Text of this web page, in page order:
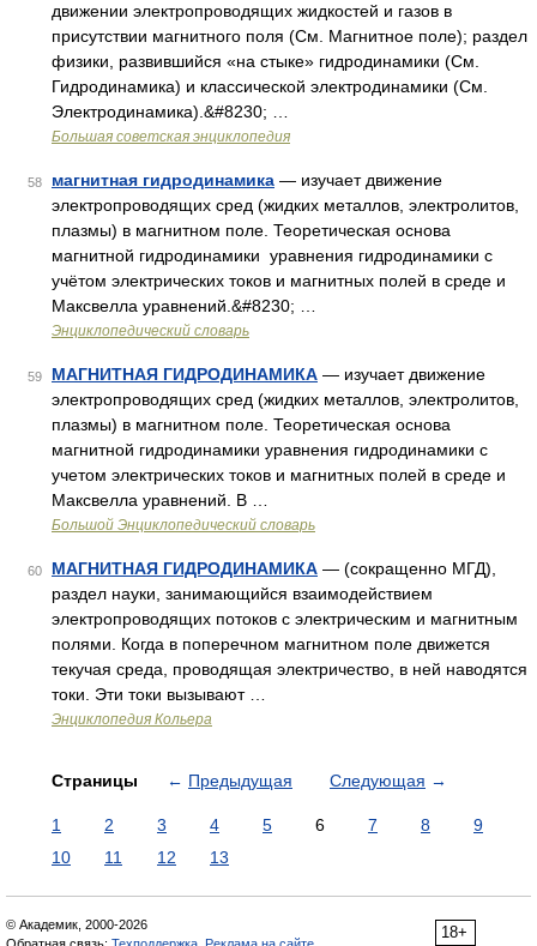
движении электропроводящих жидкостей и газов в
присутствии магнитного поля (См. Магнитное поле); раздел
физики, развившийся «на стыке» гидродинамики (См.
Гидродинамика) и классической электродинамики (См.
Электродинамика).&#8230; …
Большая советская энциклопедия
58 магнитная гидродинамика — изучает движение
электропроводящих сред (жидких металлов, электролитов,
плазмы) в магнитном поле. Теоретическая основа
магнитной гидродинамики уравнения гидродинамики с
учётом электрических токов и магнитных полей в среде и
Максвелла уравнений.&#8230; …
Энциклопедический словарь
59 МАГНИТНАЯ ГИДРОДИНАМИКА — изучает движение
электропроводящих сред (жидких металлов, электролитов,
плазмы) в магнитном поле. Теоретическая основа
магнитной гидродинамики уравнения гидродинамики с
учетом электрических токов и магнитных полей в среде и
Максвелла уравнений. В …
Большой Энциклопедический словарь
60 МАГНИТНАЯ ГИДРОДИНАМИКА — (сокращенно МГД),
раздел науки, занимающийся взаимодействием
электропроводящих потоков с электрическим и магнитным
полями. Когда в поперечном магнитном поле движется
текучая среда, проводящая электричество, в ней наводятся
токи. Эти токи вызывают …
Энциклопедия Кольера
Страницы ← Предыдущая Следующая →
1 2 3 4 5 6 7 8
9
10
11 12 13
18+
© Академик, 2000-2026